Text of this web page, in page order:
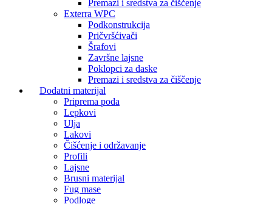
Premazi i sredstva za čiščenje
Exterra WPC
Podkonstrukcija
Pričvršćivači
Šrafovi
Završne lajsne
Poklopci za daske
Premazi i sredstva za čiščenje
Dodatni materijal
Priprema poda
Lepkovi
Ulja
Lakovi
Čišćenje i održavanje
Profili
Lajsne
Brusni materijal
Fug mase
Podloge